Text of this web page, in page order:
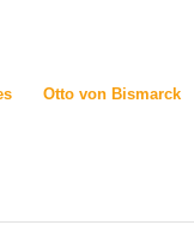
Otto von Bismarck